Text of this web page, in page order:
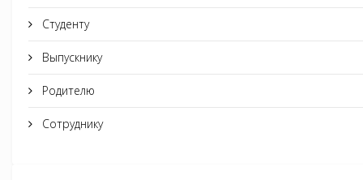
Студенту
Выпускнику
Родителю
Сотруднику